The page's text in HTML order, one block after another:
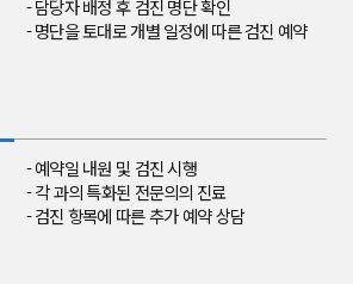
- 담당자 배정 후 검진 명단 확인
- 명단을 토대로 개별 일정에 따른 검진 예약
- 예약일 내원 및 검진 시행
- 각 과의 특화된 전문의의 진료
- 검진 항목에 따른 추가 예약 상담